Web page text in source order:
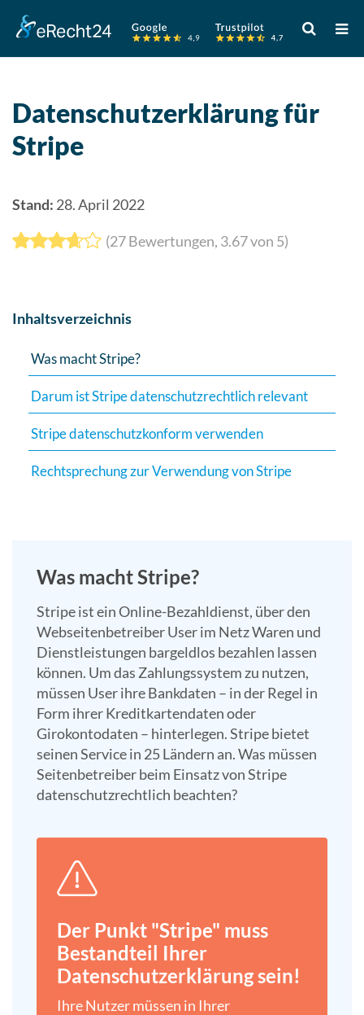
Verwende
die
Pfeile
oben
und
zu
von
Datenschutzerklärung für
Stripe
Stand: 28. April 2022
(27Bewertungen, 3.67von 5)
Inhaltsverzeichnis
Was macht Stripe?
Darum ist Stripe datenschutzrechtlich relevant
Stripe datenschutzkonform verwenden
Rechtsprechung zur Verwendung von Stripe
Was macht Stripe?
Stripe ist ein Online-Bezahldienst, über den
Webseitenbetreiber User im Netz Waren und
Dienstleistungen bargeldlos bezahlen lassen
können. Um das Zahlungssystem zu nutzen,
müssen User ihre Bankdaten – in der Regel in
Form ihrer Kreditkartendaten oder
Girokontodaten – hinterlegen. Stripe bietet
seinen Service in 25 Ländern an. Was müssen
Seitenbetreiber beim Einsatz von Stripe
datenschutzrechtlich beachten?
Der Punkt "Stripe" muss
Bestandteil Ihrer
Datenschutz­erklärung sein!
Ihre Nutzer müssen in Ihrer